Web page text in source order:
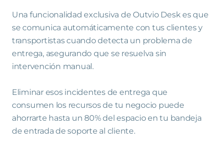
Una funcionalidad exclusiva de Outvio Desk es que
se comunica automáticamente con tus clientes y
transportistas cuando detecta un problema de
entrega, asegurando que se resuelva sin
intervención manual.
Eliminar esos incidentes de entrega que
consumen los recursos de tu negocio puede
ahorrarte hasta un 80% del espacio en tu bandeja
de entrada de soporte al cliente.